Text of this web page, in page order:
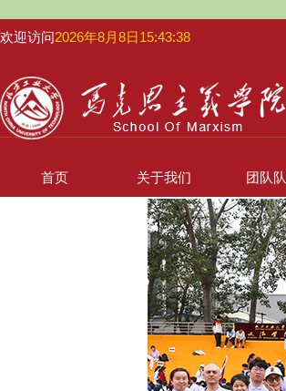
欢迎访问2026年8月8日15:43:38
首页 关于我们 团队